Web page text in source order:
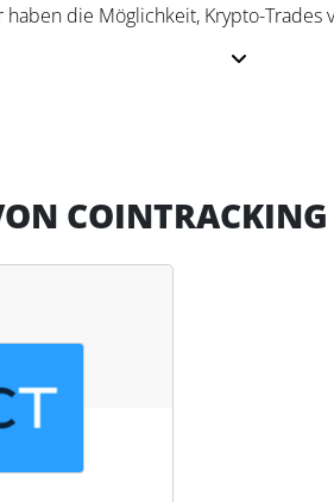
die Möglichkeit, Krypto-Trades
und umfangreiche